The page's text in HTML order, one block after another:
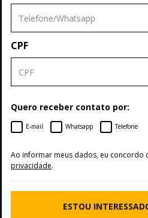
CPF
Quero receber contato por:
E-mail Whatsapp Telefone
Ao informar meus dados, eu concordo
privacidade.
ESTOU